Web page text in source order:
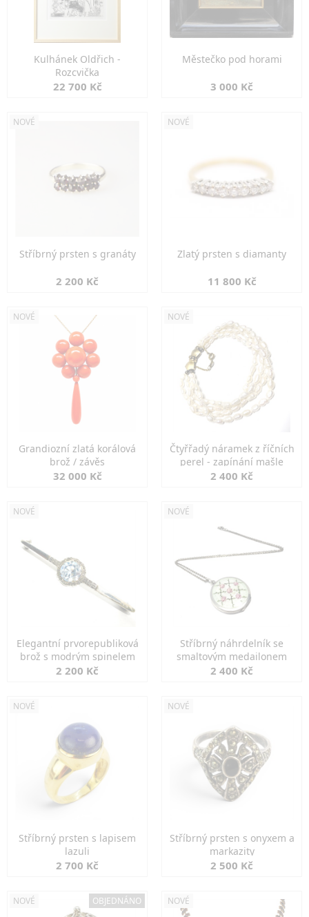
Kulhánek Oldřich -
Rozcvička
22 700 Kč
Městečko pod horami
3 000 Kč
NOVÉ
Stříbrný prsten s granáty
2 200 Kč
NOVÉ
Zlatý prsten s diamanty
11 800 Kč
NOVÉ
Grandiozní zlatá korálová
brož / závěs
32 000 Kč
NOVÉ
Čtyřřadý náramek z říčních
perel - zapínání mašle
2 400 Kč
NOVÉ
Elegantní prvorepubliková
brož s modrým spinelem
2 200 Kč
NOVÉ
Stříbrný náhrdelník se
smaltovým medailonem
2 400 Kč
NOVÉ
Stříbrný prsten s lapisem
lazuli
2 700 Kč
NOVÉ
Stříbrný prsten s onyxem a
markazity
2 500 Kč
NOVÉ OBJEDNÁNO NOVÉ